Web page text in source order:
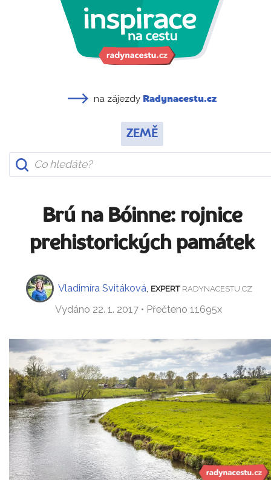
na zájezdy Radynacestu.cz
ZEMĚ
Brú na Bóinne: rojnice
prehistorických památek
Vladimíra Svitáková EXPERT RADYNACESTU.CZ
Vydáno 22. 1. 2017 • Přečteno 11695x